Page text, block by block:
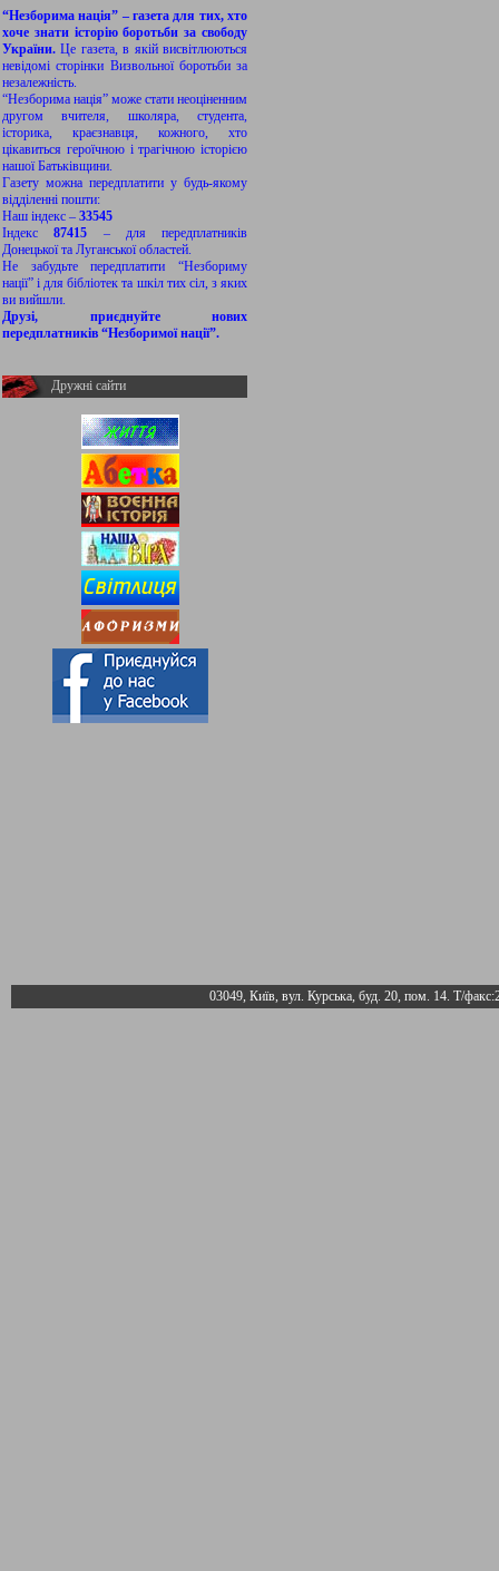
“Незборима нація” – газета для тих, хто
хоче знати історію боротьби за свободу
України.Це газета, в якій висвітлюються
невідомі сторінки Визвольної боротьби за
незалежність.
“Незборима нація” може стати неоціненним
другом вчителя, школяра, студента,
історика, краєзнавця, кожного, хто
цікавиться героїчною і трагічною історією
нашої Батьківщини.
Газету можна передплатити у будь-якому
відділенні пошти:
Наш індекс – 33545
Індекс87415 – для передплатників
Донецької та Луганської областей.
Не забудьте передплатити “Незбориму
нації” і для бібліотек та шкіл тих сіл, з яких
ви вийшли.
Друзі, приєднуйте нових
передплатників “Незборимої нації”.
Дружні сайти
03049, Київ, вул. Курська, буд. 20, пом. 14. Т/